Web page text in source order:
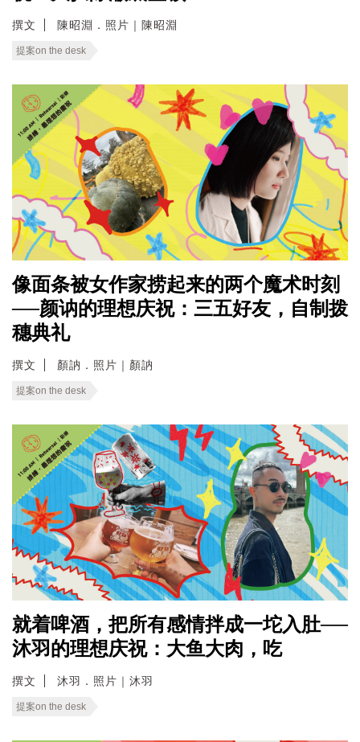
撰文 陳昭淵．照片｜陳昭淵
提案on the desk
像面条被女作家捞起来的两个魔术时刻
──颜讷的理想庆祝：三五好友，自制拨
穗典礼
撰文 顏訥．照片｜顏訥
提案on the desk
就着啤酒，把所有感情拌成一坨入肚──
沐羽的理想庆祝：大鱼大肉，吃
撰文 沐羽．照片｜沐羽
提案on the desk